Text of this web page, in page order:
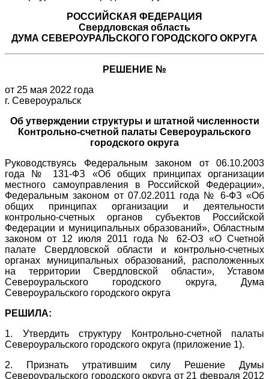
РОССИЙСКАЯ ФЕДЕРАЦИЯ
Свердловская область
ДУМА СЕВЕРОУРАЛЬСКОГО ГОРОДСКОГО ОКРУГА
РЕШЕНИЕ №
от 25 мая 2022 года
г. Североуральск
Об утверждении структуры и штатной численности
Контрольно-счетной палаты Североуральского
городского округа
Руководствуясь Федеральным законом от 06.10.2003
года № 131-ФЗ «Об общих принципах организации
местного самоуправления в Российской Федерации»,
Федеральным законом от 07.02.2011 года № 6-ФЗ «Об
общих принципах организации и деятельности
контрольно-счетных органов субъектов Российской
Федерации и муниципальных образований», Областным
законом от 12 июля 2011 года № 62-ОЗ «О Счетной
палате Свердловской области и контрольно-счетных
органах муниципальных образований, расположенных
на территории Свердловской области», Уставом
Североуральского городского округа, Дума
Североуральского городского округа
РЕШИЛА:
1. Утвердить структуру Контрольно-счетной палаты
Североуральского городского округа (приложение 1).
2. Признать утратившим силу Решение Думы
Североуральского городского округа от 21 февраля 2012